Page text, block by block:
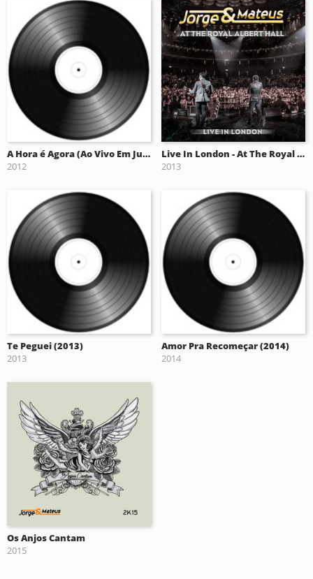
A Hora é Agora (Ao Vivo Em Jurerê) (2012)
2012
Live In London - At The Royal Albert Hall
2013
Te Peguei (2013)
2013
Amor Pra Recomeçar (2014)
2014
Os Anjos Cantam
2015